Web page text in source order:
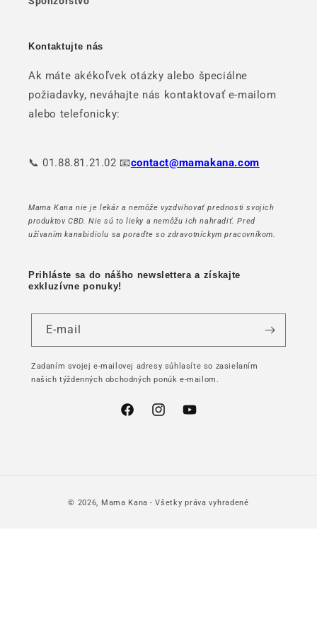
Kontaktujte nás
Ak máte akékoľvek otázky alebo špeciálne
požiadavky, neváhajte nás kontaktovať e-mailom
alebo telefonicky:
📞 01.88.81.21.02 📧contact@mamakana.com
Mama Kana nie je lekár a nemôže vyzdvihovať prednosti svojich
produktov CBD. Nie sú to lieky a nemôžu ich nahradiť. Pred
užívaním kanabidiolu sa poraďte so zdravotníckym pracovníkom.
Prihláste sa do nášho newslettera a získajte
exkluzívne ponuky!
E-mail
Zadaním svojej e-mailovej adresy súhlasíte so zasielaním
našich týždenných obchodných ponúk e-mailom.
FacebookInstagramYouTube
© 2026, Mama Kana - Všetky práva vyhradené